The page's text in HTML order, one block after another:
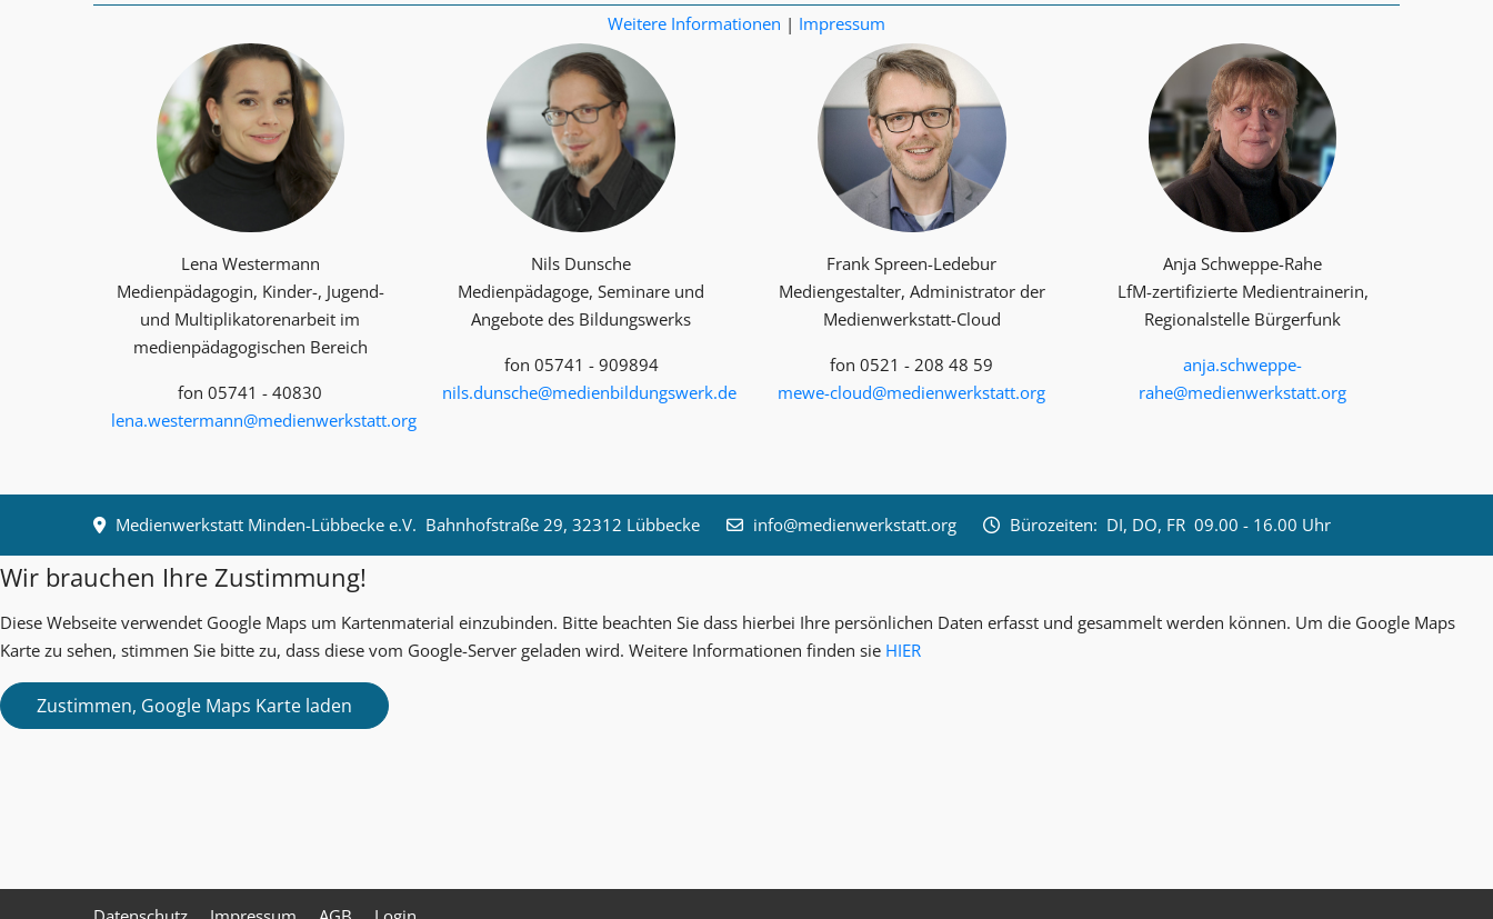
Lena Westermann
Medienpädagogin, Kinder-, Jugend-
und Multiplika­toren­arbeit im
medienpädagogischen Bereich
fon 05741 - 40830
lena.westermann@medienwerkstatt.org
Nils Dunsche
Medienpädagoge, Seminare und
Angebote des Bildungswerks
fon 05741 - 909894
nils.dunsche@medienbildungswerk.de
Frank Spreen-Ledebur
Mediengestalter, Administrator der
Medienwerkstatt-Cloud
fon 0521 - 208 48 59
mewe-cloud@medienwerkstatt.org
Anja Schweppe-Rahe
LfM-zertifizierte Medientrainerin,
Regionalstelle Bürgerfunk
anja.schweppe-
rahe@medienwerkstatt.org
Medienwerkstatt Minden-Lübbecke e.V. Bahnhofstraße 29, 32312 Lübbecke info@medienwerkstatt.org Bürozeiten: DI, DO, FR 09.00 - 16.00 Uhr
Wir brauchen Ihre Zustimmung!
Diese Webseite verwendet Google Maps um Kartenmaterial einzubinden. Bitte beachten Sie dass hierbei Ihre persönlichen Daten erfasst und gesammelt werden können. Um die Google Maps
Karte zu sehen, stimmen Sie bitte zu, dass diese vom Google-Server geladen wird. Weitere Informationen finden sie HIER
Weitere Informationen | Impressum